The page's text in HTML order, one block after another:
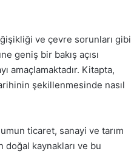
ve çevre sorunları gibi
geniş bir bakış açısı
amaçlamaktadır. Kitapta,
şekillenmesinde nasıl
ticaret, sanayi ve tarım
doğal kaynakları ve bu